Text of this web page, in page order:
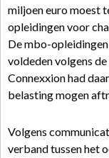
miljoen euro moest
opleidingen voor
De mbo-
voldeden volgens
Connexxion had
belasting mogen
Volgens
verband tussen het